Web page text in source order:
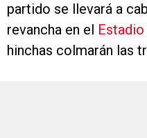
partido se llevará a
revancha en el
hinchas colmarán las